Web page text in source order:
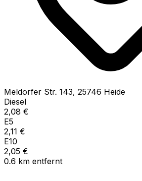
Meldorfer Str. 143, 25746 Heide
Diesel
2,08 €
E5
2,11 €
E10
2,05 €
0.6 km entfernt